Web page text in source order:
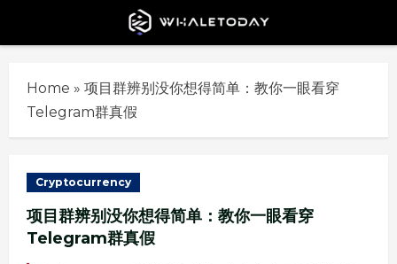
Home » 项目群辨别没你想得简单：教你一眼看穿
Telegram群真假
Cryptocurrency
项目群辨别没你想得简单：教你一眼看穿
Telegram群真假